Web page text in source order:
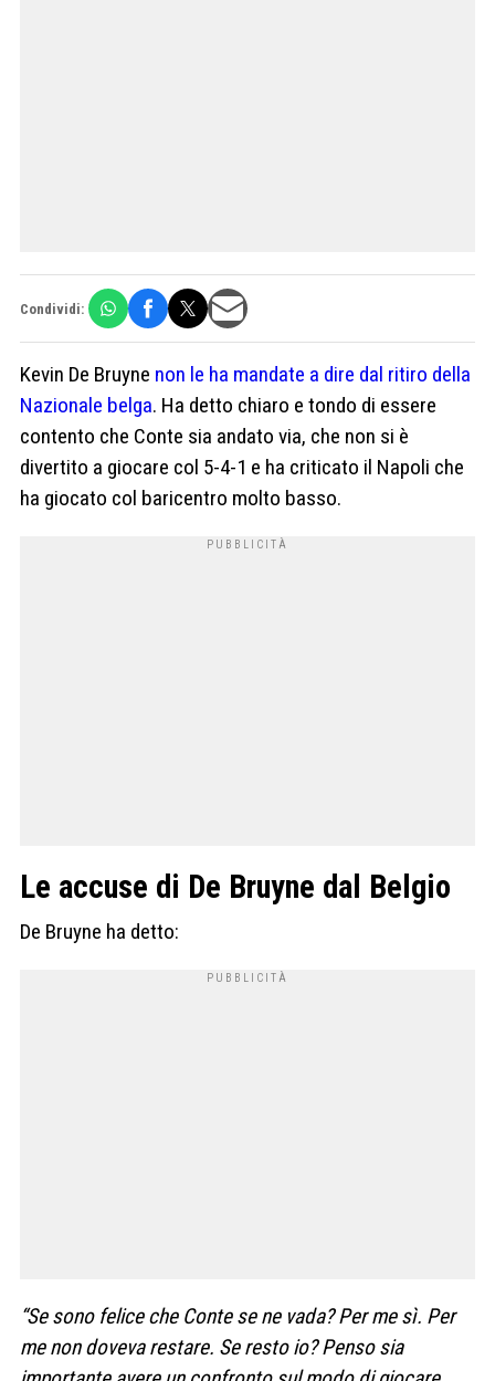
Condividi:
Kevin De Bruyne non le ha mandate a dire dal ritiro della
Nazionale belga. Ha detto chiaro e tondo di essere
contento che Conte sia andato via, che non si è
divertito a giocare col 5-4-1 e ha criticato il Napoli che
ha giocato col baricentro molto basso.
Le accuse di De Bruyne dal Belgio
De Bruyne ha detto:
“Se sono felice che Conte se ne vada? Per me sì. Per
me non doveva restare. Se resto io? Penso sia